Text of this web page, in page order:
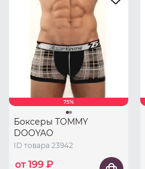
75%
Боксеры TOMMY
DOOYAO
ID товара 23942
от 199 ₽